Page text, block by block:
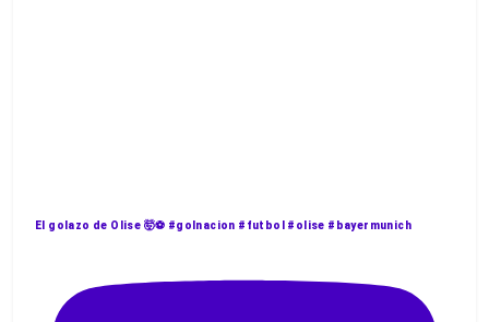
El golazo de Olise 🤯⚽️ #golnacion #futbol #olise #bayermunich